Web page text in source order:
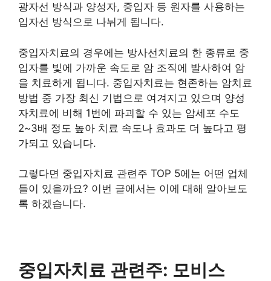
광자선 방식과 양성자, 중입자 등 원자를 사용하는
입자선 방식으로 나뉘게 됩니다.
중입자치료의 경우에는 방사선치료의 한 종류로 중
입자를 빛에 가까운 속도로 암 조직에 발사하여 암
을 치료하게 됩니다. 중입자치료는 현존하는 암치료
방법 중 가장 최신 기법으로 여겨지고 있으며 양성
자치료에 비해 1번에 파괴할 수 있는 암세포 수도
2~3배 정도 높아 치료 속도나 효과도 더 높다고 평
가되고 있습니다.
그렇다면 중입자치료 관련주 TOP 5에는 어떤 업체
들이 있을까요? 이번 글에서는 이에 대해 알아보도
록 하겠습니다.
중입자치료 관련주: 모비스